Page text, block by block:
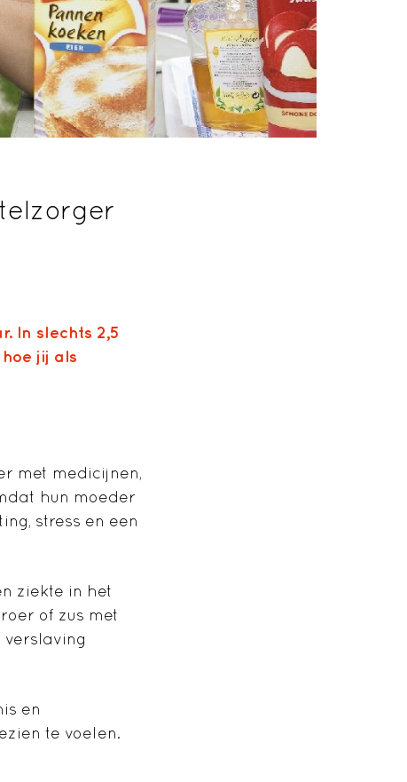
In slechts 2,5
jij als
met medicijnen,
hun moeder
stress en een
ziekte in het
of zus met
en
te voelen.